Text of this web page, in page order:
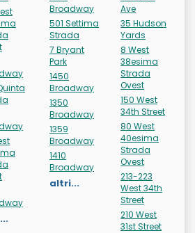
Broadway
501 Settima
Strada
7 Bryant
Park
1450
Broadway
1350
Broadway
1359
Broadway
1410
Broadway
altri...
Ave
35 Hudson
Yards
8 West
38esima
Strada
Ovest
150 West
34th Street
80 West
40esima
Strada
Ovest
213-223
West 34th
Street
210 West
31st Street